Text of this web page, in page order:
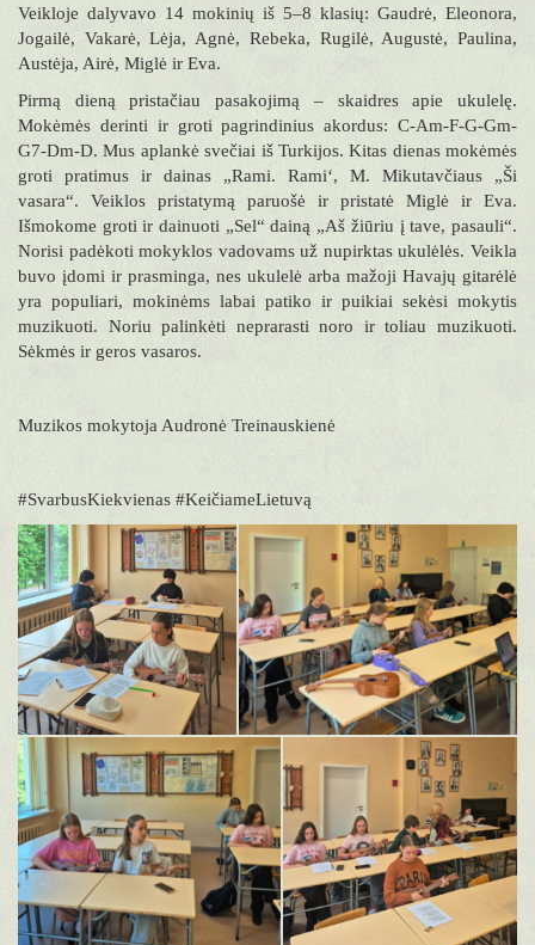
Veikloje dalyvavo 14 mokinių iš 5–8 klasių: Gaudrė, Eleonora,
Jogailė, Vakarė, Lėja, Agnė, Rebeka, Rugilė, Augustė, Paulina,
Austėja, Airė, Miglė ir Eva.
Pirmą dieną pristačiau pasakojimą – skaidres apie ukulelę.
Mokėmės derinti ir groti pagrindinius akordus: C-Am-F-G-Gm-
G7-Dm-D. Mus aplankė svečiai iš Turkijos. Kitas dienas mokėmės
groti pratimus ir dainas „Rami. Rami‘, M. Mikutavčiaus „Ši
vasara“. Veiklos pristatymą paruošė ir pristatė Miglė ir Eva.
Išmokome groti ir dainuoti „Sel“ dainą „Aš žiūriu į tave, pasauli“.
Norisi padėkoti mokyklos vadovams už nupirktas ukulėlės. Veikla
buvo įdomi ir prasminga, nes ukulelė arba mažoji Havajų gitarėlė
yra populiari, mokinėms labai patiko ir puikiai sekėsi mokytis
muzikuoti. Noriu palinkėti neprarasti noro ir toliau muzikuoti.
Sėkmės ir geros vasaros.
Muzikos mokytoja Audronė Treinauskienė
#SvarbusKiekvienas #KeičiameLietuvą